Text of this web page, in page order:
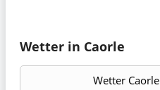
Wetter in Caorle
Wetter Caorle